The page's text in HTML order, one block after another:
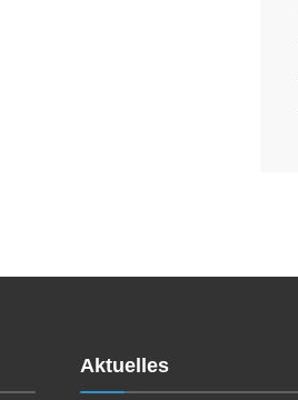
Aktuelles